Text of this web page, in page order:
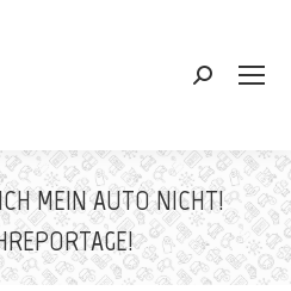
Search:
MEIN AUTO NICHT!
Sie befinden sich hier: